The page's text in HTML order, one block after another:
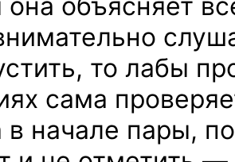
то лабы
сама
в начале пары,